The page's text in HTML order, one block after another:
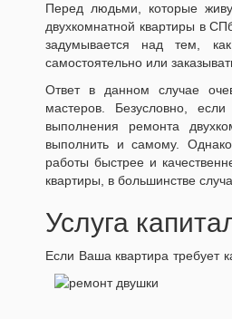
Перед людьми, которые
двухкомнатной квартиры в
задумывается над тем,
самостоятельно или
Ответ в данном случае
мастеров. Безусловно,
выполнения ремонта
выполнить и самому.
работы быстрее и
квартиры, в большинстве
Услуга
Если Ваша квартира требует